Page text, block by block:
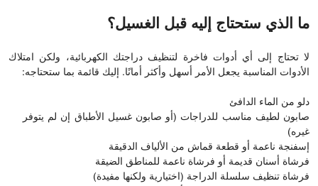
ما الذي ستحتاج إليه قبل الغسيل؟
لا تحتاج إلى أي أدوات فاخرة لتنظيف دراجتك الكهربائية، ولكن امتلاك
الأدوات المناسبة يجعل الأمر أسهل وأكثر أمانًا. إليك قائمة بما ستحتاجه:
دلو من الماء الدافئ
صابون لطيف مناسب للدراجات (أو صابون غسيل الأطباق إن لم يتوفر
غيره)
إسفنجة ناعمة أو قطعة قماش من الألياف الدقيقة
فرشاة أسنان قديمة أو فرشاة ناعمة للمناطق الضيقة
فرشاة تنظيف سلسلة الدراجة (اختيارية ولكنها مفيدة)